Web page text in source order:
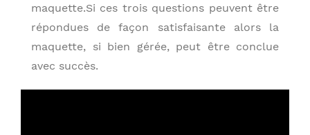
maquette.Si ces trois questions peuvent être
répondues de façon satisfaisante alors la
maquette, si bien gérée, peut être conclue
avec succès.